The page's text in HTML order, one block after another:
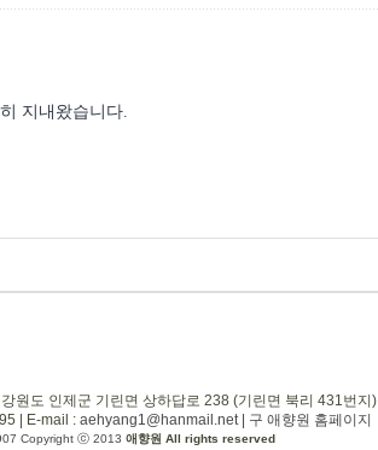
지내왔습니다.
원도 인제군 기린면 상하답로 238 (기린면 북리 431번지)
| E-mail : aehyang1@hanmail.net| 구 애향원 홈페이지
Copyright ⓒ 2013 애향원 All rights reserved